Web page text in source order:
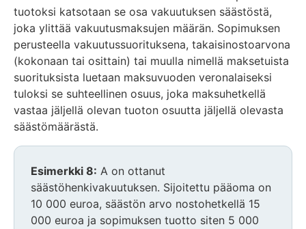
tuotoksi katsotaan se osa vakuutuksen säästöstä,
joka ylittää vakuutusmaksujen määrän. Sopimuksen
perusteella vakuutussuorituksena, takaisinostoarvona
(kokonaan tai osittain) tai muulla nimellä maksetuista
suorituksista luetaan maksuvuoden veronalaiseksi
tuloksi se suhteellinen osuus, joka maksuhetkellä
vastaa jäljellä olevan tuoton osuutta jäljellä olevasta
säästömäärästä.
Esimerkki 8: A on ottanut
säästöhenkivakuutuksen. Sijoitettu pääoma on
10 000 euroa, säästön arvo nostohetkellä 15
000 euroa ja sopimuksen tuotto siten 5 000